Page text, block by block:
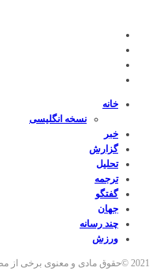
خانه
نسخه انگلیسی
خبر
گزارش
تحلیل
ترجمه
گفتگو
جهان
چند رسانه
ورزش
2021 ©حقوق مادی و معنوی برخی